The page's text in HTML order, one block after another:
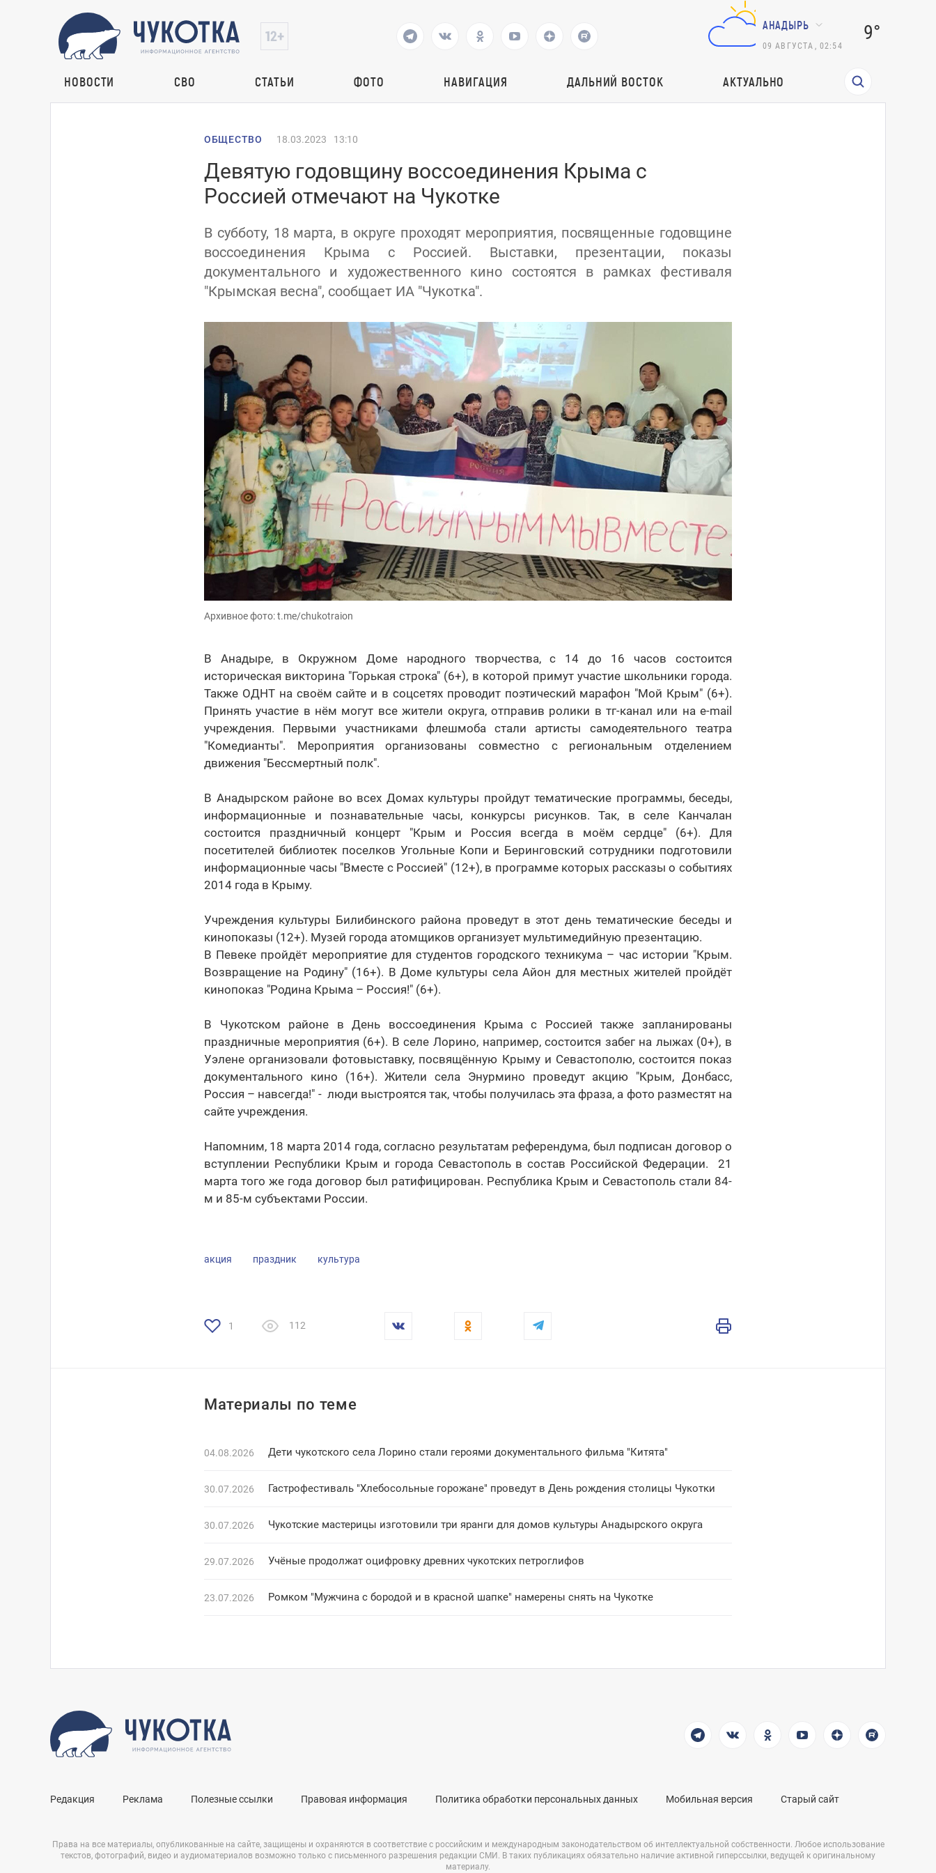
АНАДЫРЬ
09 АВГУСТА 02:54
9°
НОВОСТИ СВО СТАТЬИ ФОТО НАВИГАЦИЯ ДАЛЬНИЙ ВОСТОК АКТУАЛЬНО
ОБЩЕСТВО 18.03.2023 13:10
Девятую годовщину воссоединения Крыма с
Россией отмечают на Чукотке
В субботу, 18 марта, в округе проходят мероприятия, посвященные годовщине
воссоединения Крыма с Россией. Выставки, презентации, показы
документального и художественного кино состоятся в рамках фестиваля
"Крымская весна", сообщает ИА "Чукотка".
Архивное фото: t.me/chukotraion
В Анадыре, в Окружном Доме народного творчества, с 14 до 16 часов состоится
историческая викторина "Горькая строка" (6+), в которой примут участие школьники города.
Также ОДНТ на своём сайте и в соцсетях проводит поэтический марафон "Мой Крым" (6+).
Принять участие в нём могут все жители округа, отправив ролики в тг-канал или на e-mail
учреждения. Первыми участниками флешмоба стали артисты самодеятельного театра
"Комедианты". Мероприятия организованы совместно с региональным отделением
движения "Бессмертный полк".
В Анадырском районе во всех Домах культуры пройдут тематические программы, беседы,
информационные и познавательные часы, конкурсы рисунков. Так, в селе Канчалан
состоится праздничный концерт "Крым и Россия всегда в моём сердце" (6+). Для
посетителей библиотек поселков Угольные Копи и Беринговский сотрудники подготовили
информационные часы "Вместе с Россией" (12+), в программе которых рассказы о событиях
2014 года в Крыму.
Учреждения культуры Билибинского района проведут в этот день тематические беседы и
кинопоказы (12+). Музей города атомщиков организует мультимедийную презентацию.
В Певеке пройдёт мероприятие для студентов городского техникума – час истории "Крым.
Возвращение на Родину" (16+). В Доме культуры села Айон для местных жителей пройдёт
кинопоказ "Родина Крыма – Россия!" (6+).
В Чукотском районе в День воссоединения Крыма с Россией также запланированы
праздничные мероприятия (6+). В селе Лорино, например, состоится забег на лыжах (0+), в
Уэлене организовали фотовыставку, посвящённую Крыму и Севастополю, состоится показ
документального кино (16+). Жители села Энурмино проведут акцию "Крым, Донбасс,
Россия – навсегда!" - люди выстроятся так, чтобы получилась эта фраза, а фото разместят на
сайте учреждения.
Напомним, 18 марта 2014 года, согласно результатам референдума, был подписан договор о
вступлении Республики Крым и города Севастополь в состав Российской Федерации. 21
марта того же года договор был ратифицирован. Республика Крым и Севастополь стали 84-
м и 85-м субъектами России.
акция праздник культура
1 112
Материалы по теме
04.08.2026 Дети чукотского села Лорино стали героями документального фильма "Китята"
30.07.2026 Гастрофестиваль "Хлебосольные горожане" проведут в День рождения столицы Чукотки
30.07.2026 Чукотские мастерицы изготовили три яранги для домов культуры Анадырского округа
29.07.2026 Учёные продолжат оцифровку древних чукотских петроглифов
23.07.2026 Ромком "Мужчина с бородой и в красной шапке" намерены снять на Чукотке
Редакция Реклама Полезные ссылки Правовая информация Политика обработки персональных данных Мобильная версия Старый сайт
Права на все материалы, опубликованные на сайте, защищены и охраняются в соответствие с российским и международным законодательством об интеллектуальной собственности. Любое использование
текстов, фотографий, видео и аудиоматериалов возможно только с письменного разрешения редакции СМИ. В таких публикациях обязательно наличие активной гиперссылки, ведущей к оригинальному
материалу.